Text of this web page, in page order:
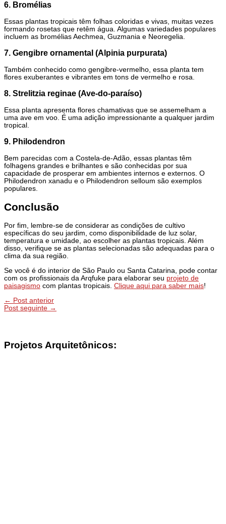
6. Bromélias
Essas plantas tropicais têm folhas coloridas e vivas, muitas vezes
formando rosetas que retêm água. Algumas variedades populares
incluem as bromélias Aechmea, Guzmania e Neoregelia.
7. Gengibre ornamental (Alpinia purpurata)
Também conhecido como gengibre-vermelho, essa planta tem
flores exuberantes e vibrantes em tons de vermelho e rosa.
8. Strelitzia reginae (Ave-do-paraíso)
Essa planta apresenta flores chamativas que se assemelham a
uma ave em voo. É uma adição impressionante a qualquer jardim
tropical.
9. Philodendron
Bem parecidas com a Costela-de-Adão, essas plantas têm
folhagens grandes e brilhantes e são conhecidas por sua
capacidade de prosperar em ambientes internos e externos. O
Philodendron xanadu e o Philodendron selloum são exemplos
populares.
Conclusão
Por fim, lembre-se de considerar as condições de cultivo
específicas do seu jardim, como disponibilidade de luz solar,
temperatura e umidade, ao escolher as plantas tropicais. Além
disso, verifique se as plantas selecionadas são adequadas para o
clima da sua região.
Se você é do interior de São Paulo ou Santa Catarina, pode contar
com os profissionais da Arqfuke para elaborar seu projeto de
paisagismo com plantas tropicais. Clique aqui para saber mais!
← Post anterior
Post seguinte →
Projetos Arquitetônicos: